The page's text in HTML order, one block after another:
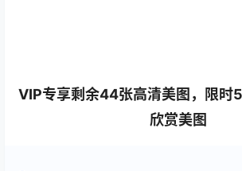
VIP专享剩余44张高清美图，限时
欣赏美图